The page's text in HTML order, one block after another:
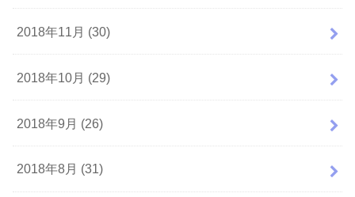
2018年11月 (30)
2018年10月 (29)
2018年9月 (26)
2018年8月 (31)